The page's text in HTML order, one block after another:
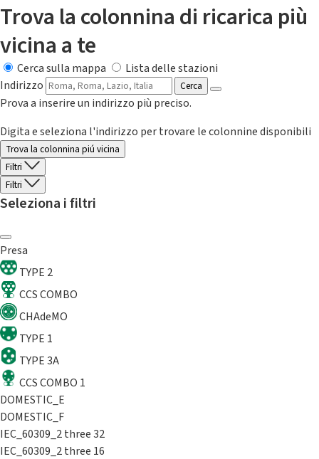
Trova la colonnina di ricarica più
vicina a te
Cerca sulla mappa
Lista delle stazioni
Indirizzo
Cerca
Prova a inserire un indirizzo più preciso.
Digita e seleziona l'indirizzo per trovare le colonnine disponibili
Trova la colonnina piú vicina
Filtri
Filtri
Seleziona i filtri
Presa
TYPE 2
CCS COMBO
CHAdeMO
TYPE 1
TYPE 3A
CCS COMBO 1
DOMESTIC_E
DOMESTIC_F
IEC_60309_2 three 32
IEC_60309_2 three 16